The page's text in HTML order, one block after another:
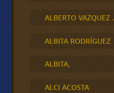
ALBERTO VAZQUEZ .
ALBITA RODRÍGUEZ
ALBITA,
ALCI ACOSTA